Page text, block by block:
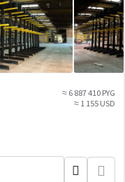
≈ 6 887 410 PYG
≈ 1 155 USD